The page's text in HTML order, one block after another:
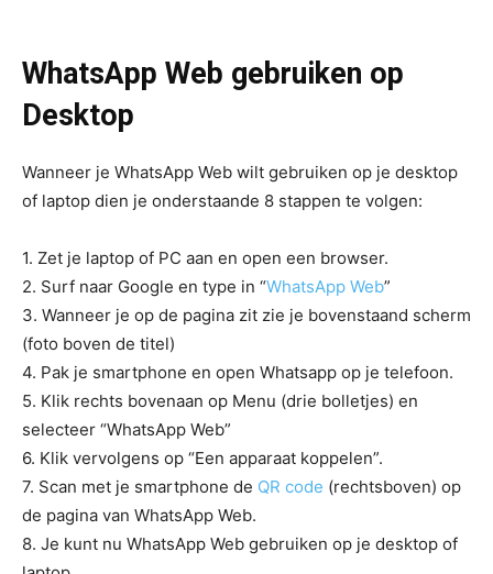
WhatsApp Web gebruiken op
Desktop
Wanneer je WhatsApp Web wilt gebruiken op je desktop
of laptop dien je onderstaande 8 stappen te volgen:
1. Zet je laptop of PC aan en open een browser.
2. Surf naar Google en type in “WhatsApp Web”
3. Wanneer je op de pagina zit zie je bovenstaand scherm
(foto boven de titel)
4. Pak je smartphone en open Whatsapp op je telefoon.
5. Klik rechts bovenaan op Menu (drie bolletjes) en
selecteer “WhatsApp Web”
6. Klik vervolgens op “Een apparaat koppelen”.
7. Scan met je smartphone de QR code (rechtsboven) op
de pagina van WhatsApp Web.
8. Je kunt nu WhatsApp Web gebruiken op je desktop of